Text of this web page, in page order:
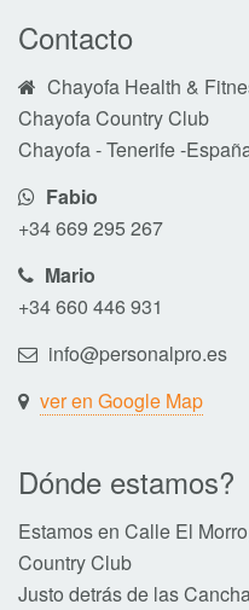
Contacto
Chayofa Health &
Chayofa Country Club
Chayofa - Tenerife -
Fabio
+34 669 295 267
Mario
+34 660 446 931
info@personalpro.es
ver en Google Map
Dónde estamos?
Estamos en Calle El
Country Club
Justo detrás de las